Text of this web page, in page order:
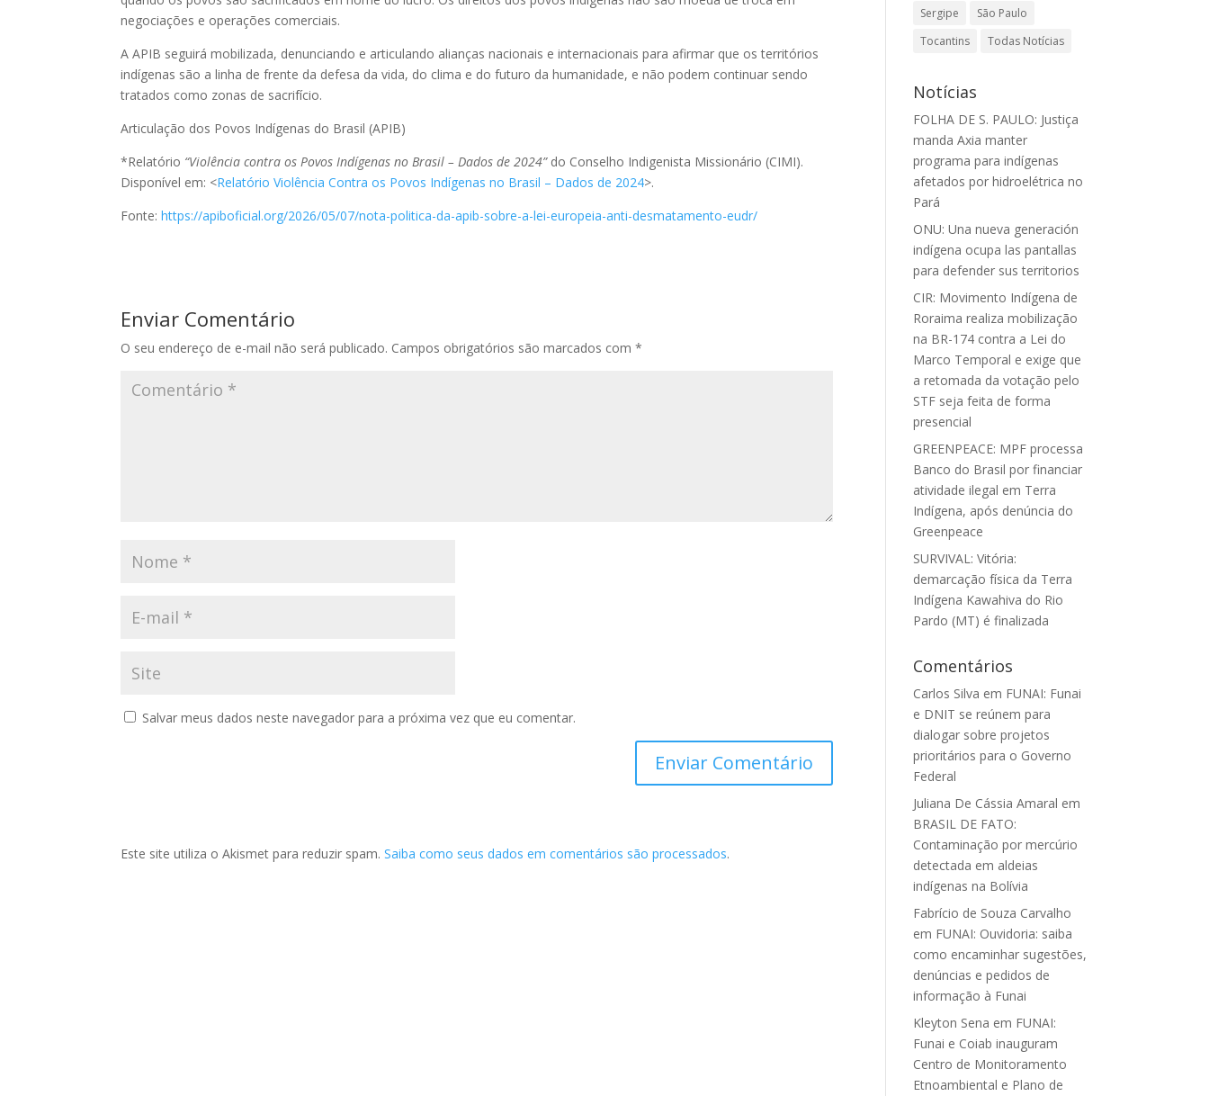
negociações e operações comerciais.
A APIB seguirá mobilizada, denunciando e articulando alianças nacionais e internacionais para afirmar que os territórios
indígenas são a linha de frente da defesa da vida, do clima e do futuro da humanidade, e não podem continuar sendo
tratados como zonas de sacrifício.
Articulação dos Povos Indígenas do Brasil (APIB)
*Relatório “Violência contra os Povos Indígenas no Brasil – Dados de 2024”do Conselho Indigenista Missionário (CIMI).
Disponível em: <Relatório Violência Contra os Povos Indígenas no Brasil – Dados de 2024>.
Fonte:https://apiboficial.org/2026/05/07/nota-politica-da-apib-sobre-a-lei-europeia-anti-desmatamento-eudr/
Enviar Comentário
O seu endereço de e-mail não será publicado. Campos obrigatórios são marcados com*
Salvar meus dados neste navegador para a próxima vez que eu comentar.
Este site utiliza o Akismet para reduzir spam.Saiba como seus dados em comentários são processados.
Sergipe
São Paulo
Tocantins
Todas Notícias
Notícias
FOLHA DE S. PAULO: Justiça
manda Axia manter
programa para indígenas
afetados por hidroelétrica no
Pará
ONU: Una nueva generación
indígena ocupa las pantallas
para defender sus territorios
CIR: Movimento Indígena de
Roraima realiza mobilização
na BR-174 contra a Lei do
Marco Temporal e exige que
a retomada da votação pelo
STF seja feita de forma
presencial
GREENPEACE: MPF processa
Banco do Brasil por financiar
atividade ilegal em Terra
Indígena, após denúncia do
Greenpeace
SURVIVAL: Vitória:
demarcação física da Terra
Indígena Kawahiva do Rio
Pardo (MT) é finalizada
Comentários
Carlos Silva em FUNAI: Funai
e DNIT se reúnem para
dialogar sobre projetos
prioritários para o Governo
Federal
Juliana De Cássia Amaral em
BRASIL DE FATO:
Contaminação por mercúrio
detectada em aldeias
indígenas na Bolívia
Fabrício de Souza Carvalho
em FUNAI: Ouvidoria: saiba
como encaminhar sugestões,
denúncias e pedidos de
informação à Funai
Kleyton Sena em FUNAI:
Funai e Coiab inauguram
Centro de Monitoramento
Etnoambiental e Plano de